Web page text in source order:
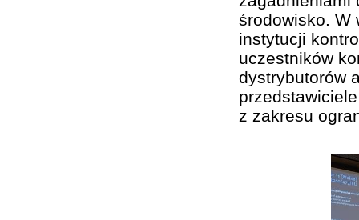
środowisko. W
instytucji
uczestników
dystrybutorów
z zakresu